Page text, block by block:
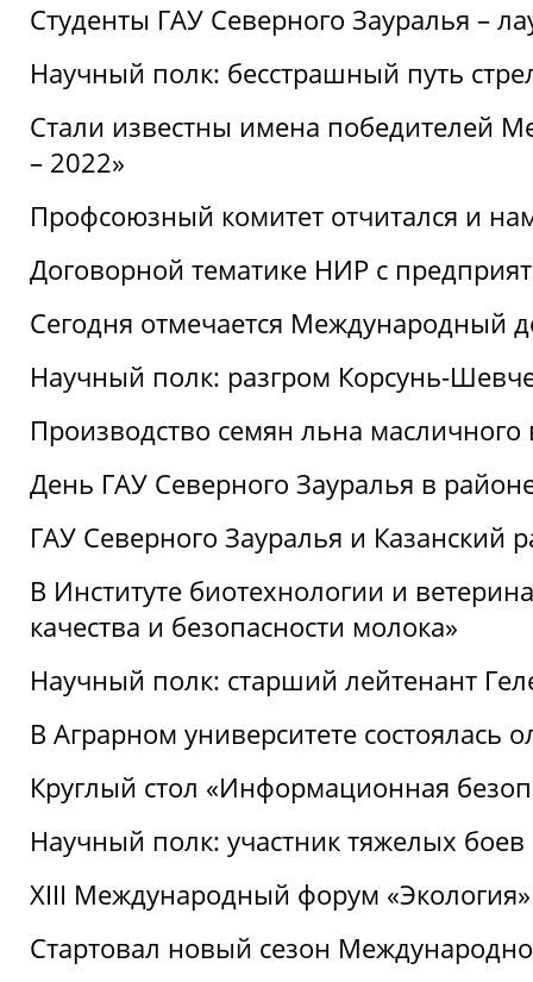
Студенты ГАУ Северного Зауралья –
Научный полк: бесстрашный путь
Стали известны имена победителей
– 2022»
Профсоюзный комитет отчитался и
Договорной тематике НИР с
Сегодня отмечается Международный
Научный полк: разгром Корсунь-
Производство семян льна
День ГАУ Северного Зауралья в
ГАУ Северного Зауралья и Казанский
В Институте биотехнологии и
качества и безопасности молока»
Научный полк: старший лейтенант
В Аграрном университете состоялась
Круглый стол «Информационная
Научный полк: участник тяжелых
XIII Международный форум
Стартовал новый сезон